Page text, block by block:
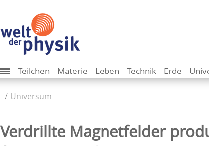
Teilchen Materie Leben Technik Erde
Universum
Verdrillte Magnetfelder